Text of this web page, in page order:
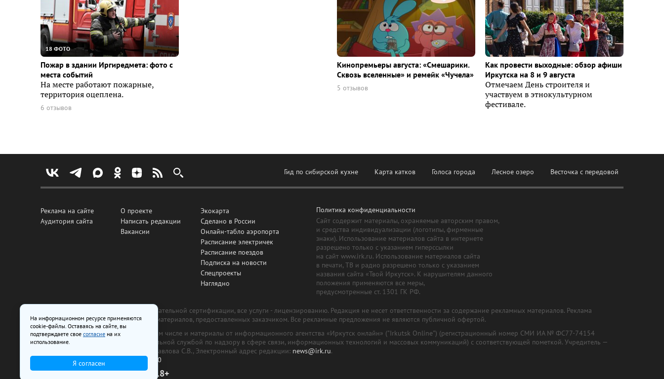
18 ФОТО
Пожар в здании Иргиредмета: фото с
места событий
На месте работают пожарные,
территория оцеплена.
6 отзывов
Кинопремьеры августа: «Смешарики.
Сквозь вселенные» и ремейк «Чучела»
5 отзывов
Как провести выходные: обзор афиши
Иркутска на 8 и 9 августа
Отмечаем День строителя и
участвуем в этнокультурном
фестивале.
Гид по сибирской кухне Карта катков Голоса города Лесное озеро Весточка с передовой
Реклама на сайте
Аудитория сайта
О проекте
Написать редакции
Вакансии
Экокарта
Сделано в России
Онлайн-табло аэропорта
Расписание электричек
Расписание поездов
Подписка на новости
Спецпроекты
Наглядно
Политика конфиденциальности
Сайт содержит материалы, охраняемые авторским правом,
и средства индивидуализации (логотипы, фирменные
знаки). Использование материалов сайта в интернете
разрешено только с указанием гиперссылки
на сайт www.irk.ru. Использование материалов сайта
в печати, ТВ и радио разрешено только с указанием
названия сайта «Твой Иркутск». К нарушителям данного
положения применяются все меры,
предусмотренные ст. 1301 ГК РФ.
Все рекламные товары подлежат обязательной сертификации, все услуги - лицензированию. Редакция не несет ответственности за содержание рекламных материалов. Реклама
изготовлена и размещена на основе материалов, предоставленных заказчиком. Все рекламные предложения не являются публичной офертой.
На сайте www.irk.ru размещаются в том числе и материалы от информационного агентства «Иркутск онлайн» ("Irkutsk Online") (регистрационный номер СМИ ИА № ФС77-74154
от 29 октября 2018 г., выдан Федеральной службой по надзору в сфере связи, информационных технологий и массовых коммуникаций) с соответствующей пометкой. Учредитель —
ООО «Ирк.ру». Главный редактор — Павлова С.В., Электронный адрес редакции: news@irk.ru.
Телефон редакции:
+7 (3952) 48-88-50
18+
На информационном ресурсе применяются
cookie-файлы. Оставаясь на сайте, вы
подтверждаете свое согласие на их
использование.
Я согласен